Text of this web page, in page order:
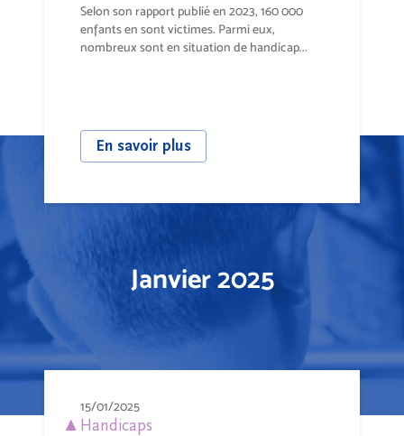
Selon son rapport publié en 2023, 160 000
enfants en sont victimes. Parmi eux,
nombreux sont en situation de handicap...
En savoir plus
Janvier 2025
15/01/2025
Handicaps